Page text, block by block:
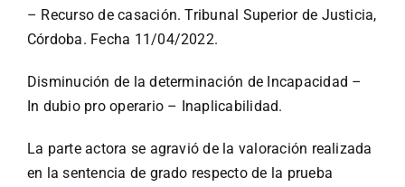
– Recurso de casación. Tribunal Superior de Justicia,
Córdoba. Fecha 11/04/2022.
Disminución de la determinación de Incapacidad –
In dubio pro operario – Inaplicabilidad.
La parte actora se agravió de la valoración realizada
en la sentencia de grado respecto de la prueba